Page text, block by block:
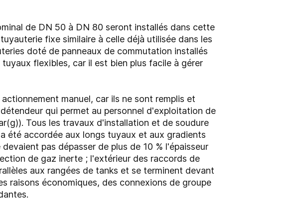
de DN 50 à DN 80 seront installés dans cette
fixe similaire à celle déjà utilisée dans les
doté de panneaux de commutation installés
flexibles, car il est bien plus facile à gérer
manuel, car ils ne sont remplis et
qui permet au personnel d'exploitation de
Tous les travaux d'installation et de soudure
été accordée aux longs tuyaux et aux gradients
pas dépasser de plus de 10 % l'épaisseur
de gaz inerte ; l'extérieur des raccords de
aux rangées de tanks et se terminent devant
raisons économiques, des connexions de groupe